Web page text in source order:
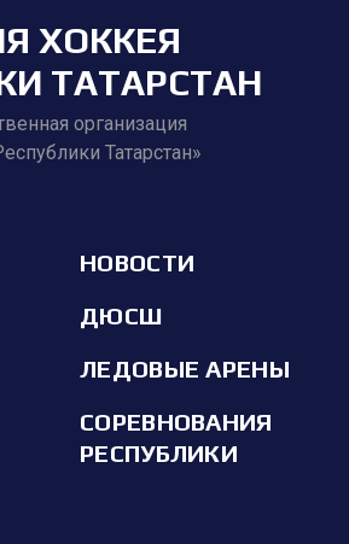
ХОККЕЯ
ТАТАРСТАН
организация
Татарстан»
НОВОСТИ
ДЮСШ
ЛЕДОВЫЕ АРЕНЫ
СОРЕВНОВАНИЯ
РЕСПУБЛИКИ